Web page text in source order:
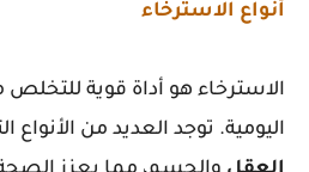
أنواع الاسترخاء
الاسترخاء هو أداة قوية
اليومية. توجد العديد من الأنواع